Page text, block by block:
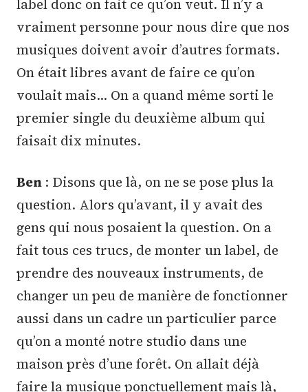
label donc on fait ce qu’on veut. Il n’y a
vraiment personne pour nous dire que nos
musiques doivent avoir d’autres formats.
On était libres avant de faire ce qu’on
voulait mais… On a quand même sorti le
premier single du deuxième album qui
faisait dix minutes.
Ben : Disons que là, on ne se pose plus la
question. Alors qu’avant, il y avait des
gens qui nous posaient la question. On a
fait tous ces trucs, de monter un label, de
prendre des nouveaux instruments, de
changer un peu de manière de fonctionner
aussi dans un cadre un particulier parce
qu’on a monté notre studio dans une
maison près d’une forêt. On allait déjà
faire la musique ponctuellement mais là,